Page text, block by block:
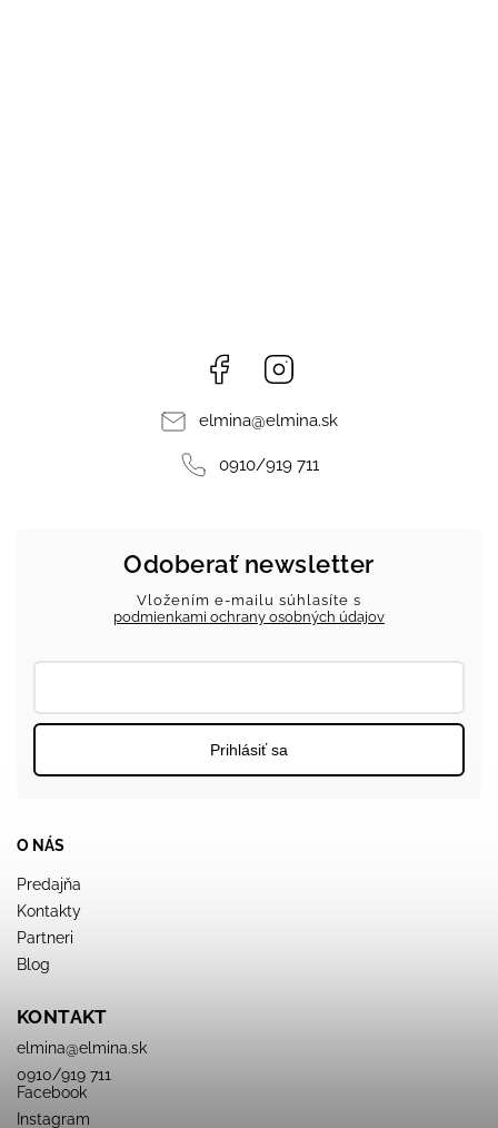
Facebook
elmina@elmina.sk
0910/919 711
O NÁS
Predajňa
Kontakty
Partneri
Blog
KONTAKT
elmina@elmina.sk
0910/919 711
Facebook
Instagram
Odoberať newsletter
Vložením e-mailu súhlasíte s
podmienkami ochrany osobných údajov
Prihlásiť sa